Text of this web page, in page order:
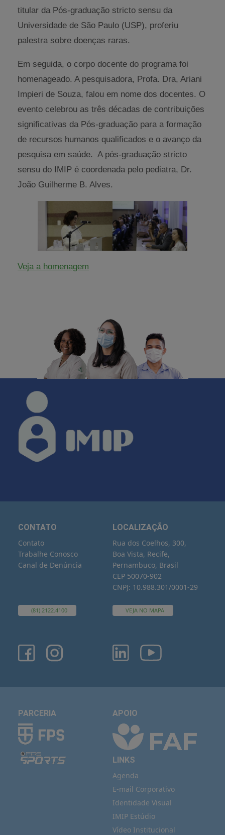
titular da Pós-graduação stricto sensu da
Universidade de São Paulo (USP), proferiu
palestra sobre doenças raras.
Em seguida, o corpo docente do programa foi
homenageado. A pesquisadora, Profa. Dra, Ariani
Impieri de Souza, falou em nome dos docentes. O
evento celebrou as três décadas de contribuições
significativas da Pós-graduação para a formação
de recursos humanos qualificados e o avanço da
pesquisa em saúde. A pós-graduação stricto
sensu do IMIP é coordenada pelo pediatra, Dr.
João Guilherme B. Alves.
Veja a homenagem
CONTATO
Contato
Trabalhe Conosco
Canal de Denúncia
(81) 2122.4100
LOCALIZAÇÃO
Rua dos Coelhos, 300,
Boa Vista, Recife,
Pernambuco, Brasil
CEP 50070-902
CNPJ: 10.988.301/0001-29
VEJA NO MAPA
PARCERIA APOIO
LINKS
Agenda
E-mail Corporativo
Identidade Visual
IMIP Estúdio
Vídeo Institucional